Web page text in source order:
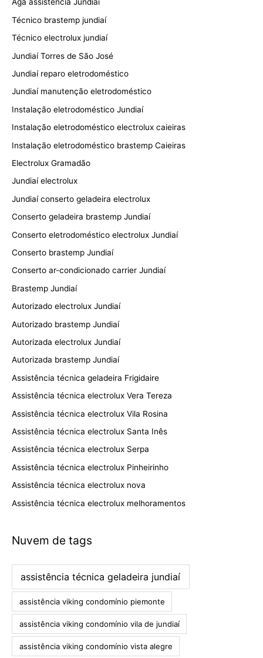
Aga assistência Jundiaí
Técnico brastemp jundiaí
Técnico electrolux jundiaí
Jundiaí Torres de São José
Jundiaí reparo eletrodoméstico
Jundiaí manutenção eletrodoméstico
Instalação eletrodoméstico Jundiaí
Instalação eletrodoméstico electrolux caieiras
Instalação eletrodoméstico brastemp Caieiras
Electrolux Gramadão
Jundiaí electrolux
Jundiaí conserto geladeira electrolux
Conserto geladeira brastemp Jundiaí
Conserto eletrodoméstico electrolux Jundiaí
Conserto brastemp Jundiaí
Conserto ar-condicionado carrier Jundiaí
Brastemp Jundiaí
Autorizado electrolux Jundiaí
Autorizado brastemp Jundiaí
Autorizada electrolux Jundiaí
Autorizada brastemp Jundiaí
Assistência técnica geladeira Frigidaire
Assistência técnica electrolux Vera Tereza
Assistência técnica electrolux Vila Rosina
Assistência técnica electrolux Santa Inês
Assistência técnica electrolux Serpa
Assistência técnica electrolux Pinheirinho
Assistência técnica electrolux nova
Assistência técnica electrolux melhoramentos
Nuvem de tags
assistência técnica geladeira jundiaí
assistência viking condomínio piemonte
assistência viking condomínio vila de jundiaí
assistência viking condomínio vista alegre